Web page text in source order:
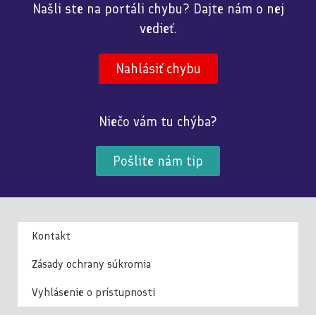
Našli ste na portáli chybu? Dajte nám o nej
vedieť.
Nahlásiť chybu
Niečo vám tu chýba?
Pošlite nám tip
Kontakt
Zásady ochrany súkromia
Vyhlásenie o prístupnosti